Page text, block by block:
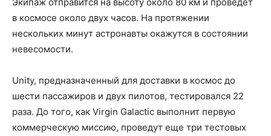
в космосе около двух часов. На протяжении
нескольких минут астронавты окажутся в состоянии
невесомости.
Unity, предназначенный для доставки в космос до
шести пассажиров и двух пилотов, тестировался 22
раза. До того, как Virgin Galactic выполнит первую
коммерческую миссию, проведут еще три тестовых